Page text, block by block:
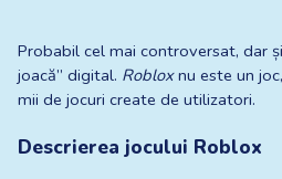
Probabil cel mai controversat, dar
joacă” digital. Roblox nu este un
mii de jocuri create de utilizatori.
Descrierea jocului Roblox